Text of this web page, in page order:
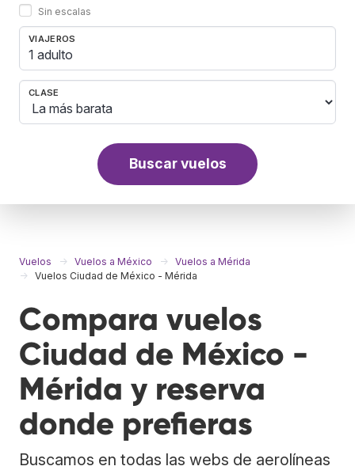
Sin escalas
VIAJEROS
1 adulto
CLASE
Buscar vuelos
Vuelos Vuelos a México
Vuelos a Mérida
Vuelos Ciudad de México - Mérida
Compara vuelos
Ciudad de México -
Mérida y reserva
donde prefieras
Buscamos en todas las webs de aerolíneas